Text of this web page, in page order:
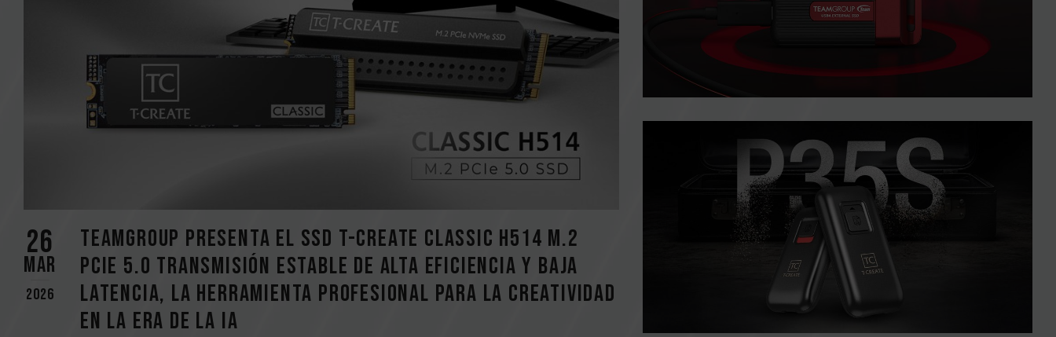
26
Mar
2026
TEAMGROUP presenta el SSD T-CREATE CLASSIC H514 M.2
PCIe 5.0 Transmisión estable de alta eficiencia y baja
latencia, la herramienta profesional para la creatividad
en la era de la IA